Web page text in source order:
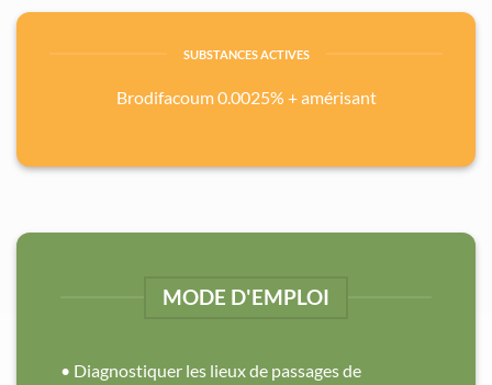
SUBSTANCES ACTIVES
Brodifacoum 0.0025% + amérisant
MODE D'EMPLOI
• Diagnostiquer les lieux de passages de